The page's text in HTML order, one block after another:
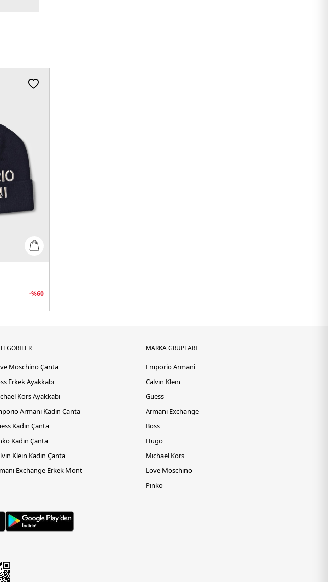
-%60
Moschino Çanta
Erkek Ayakkabı
Kors Ayakkabı
Armani Kadın Çanta
Kadın Çanta
Kadın Çanta
Klein Kadın Çanta
Exchange Erkek Mont
MARKA GRUPLARI
Emporio Armani
Calvin Klein
Guess
Armani Exchange
Boss
Hugo
Michael Kors
Love Moschino
Pinko